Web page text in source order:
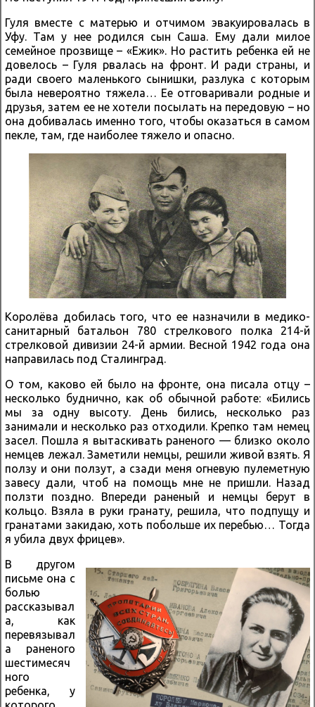
Гуля вместе с матерью и отчимом эвакуировалась в
Уфу. Там у нее родился сын Саша. Ему дали милое
семейное прозвище – «Ежик». Но растить ребенка ей не
довелось – Гуля рвалась на фронт. И ради страны, и
ради своего маленького сынишки, разлука с которым
была невероятно тяжела… Ее отговаривали родные и
друзья, затем ее не хотели посылать на передовую – но
она добивалась именно того, чтобы оказаться в самом
пекле, там, где наиболее тяжело и опасно.
Королёва добилась того, что ее назначили в медико-
санитарный батальон 780 стрелкового полка 214-й
стрелковой дивизии 24-й армии. Весной 1942 года она
направилась под Сталинград.
О том, каково ей было на фронте, она писала отцу –
несколько буднично, как об обычной работе: «Бились
мы за одну высоту. День бились, несколько раз
занимали и несколько раз отходили. Крепко там немец
засел. Пошла я вытаскивать раненого — близко около
немцев лежал. Заметили немцы, решили живой взять. Я
ползу и они ползут, а сзади меня огневую пулеметную
завесу дали, чтоб на помощь мне не пришли. Назад
ползти поздно. Впереди раненый и немцы берут в
кольцо. Взяла в руки гранату, решила, что подпущу и
гранатами закидаю, хоть побольше их перебью… Тогда
я убила двух фрицев».
В другом
письме она с
болью
рассказывал
а, как
перевязывал
а раненого
шестимесяч
ного
ребенка, у